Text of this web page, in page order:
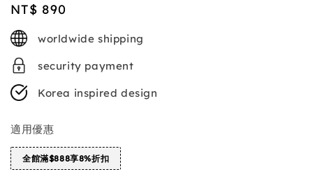
Regular
price
NT$ 890
worldwide shipping
security payment
Korea inspired design
適用優惠
全館滿$888享8%折扣